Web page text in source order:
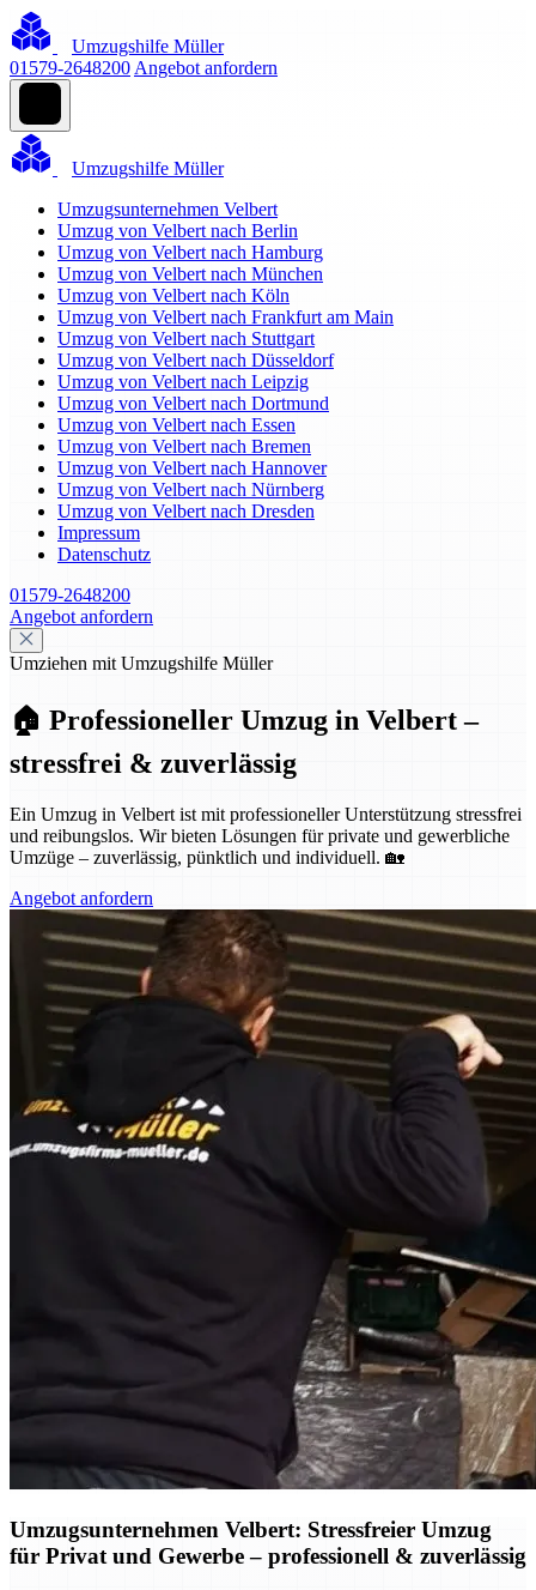
Umzugshilfe Müller
01579-2648200 Angebot anfordern
Umzugshilfe Müller
Umzugsunternehmen Velbert
Umzug von Velbert nach Berlin
Umzug von Velbert nach Hamburg
Umzug von Velbert nach München
Umzug von Velbert nach Köln
Umzug von Velbert nach Frankfurt am Main
Umzug von Velbert nach Stuttgart
Umzug von Velbert nach Düsseldorf
Umzug von Velbert nach Leipzig
Umzug von Velbert nach Dortmund
Umzug von Velbert nach Essen
Umzug von Velbert nach Bremen
Umzug von Velbert nach Hannover
Umzug von Velbert nach Nürnberg
Umzug von Velbert nach Dresden
Impressum
Datenschutz
01579-2648200
Angebot anfordern
Umziehen mit Umzugshilfe Müller
🏠 Professioneller Umzug in Velbert –
stressfrei & zuverlässig
Ein Umzug in Velbert ist mit professioneller Unterstützung stressfrei
und reibungslos. Wir bieten Lösungen für private und gewerbliche
Umzüge – zuverlässig, pünktlich und individuell. 🏡
Angebot anfordern
Umzugsunternehmen Velbert: Stressfreier Umzug
für Privat und Gewerbe – professionell & zuverlässig